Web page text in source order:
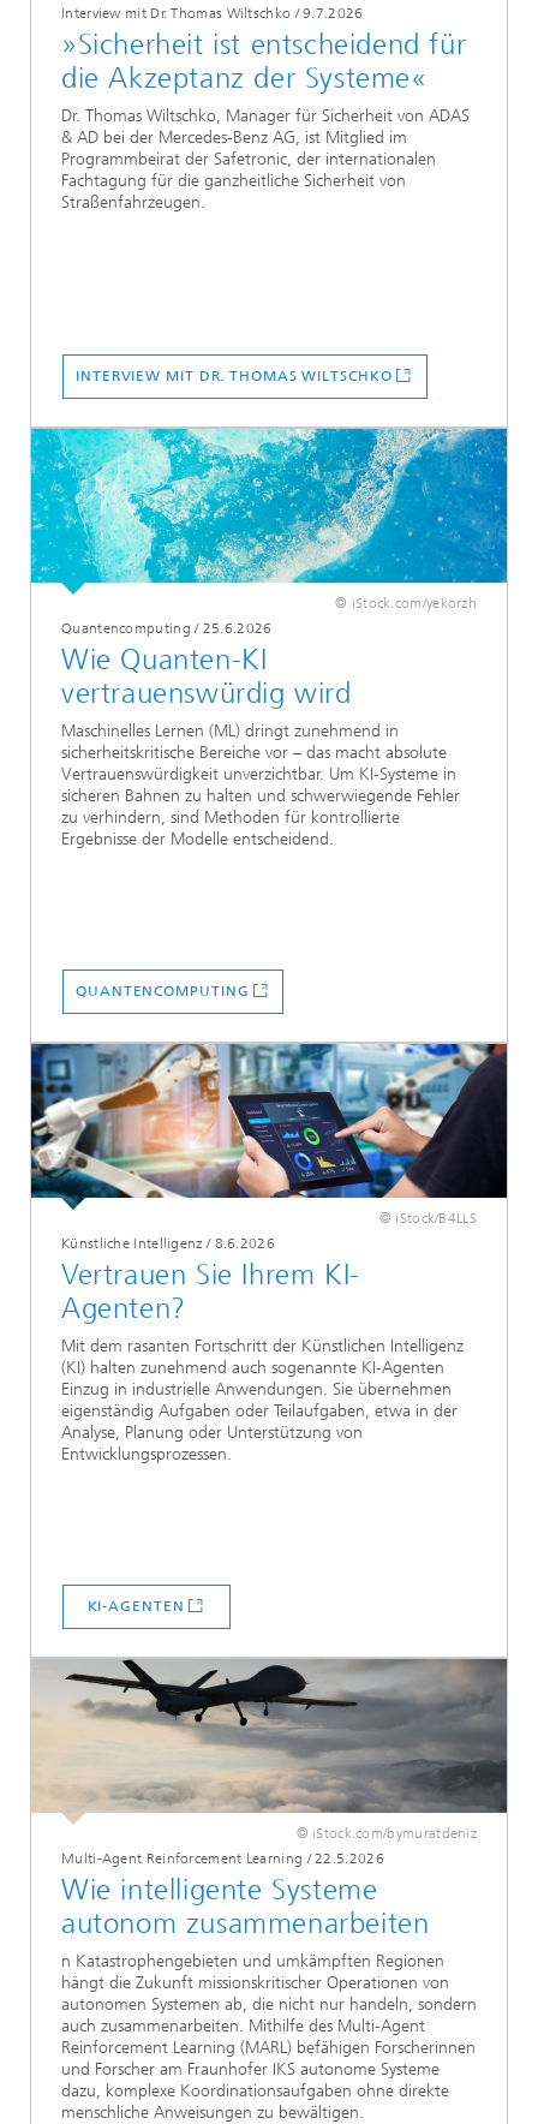
Interview mit Dr. Thomas Wiltschko /9.7.2026
»Sicherheit ist entscheidend für
die Akzeptanz der Systeme«
Dr. Thomas Wiltschko, Manager für Sicherheit von ADAS
& AD bei der Mercedes-Benz AG, ist Mitglied im
Programmbeirat der Safetronic, der internationalen
Fachtagung für die ganzheitliche Sicherheit von
Straßenfahrzeugen.
INTERVIEW MIT DR. THOMAS WILTSCHKO
© iStock.com/yekorzh
Quantencomputing / 25.6.2026
Wie Quanten-KI
vertrauenswürdig wird
Maschinelles Lernen (ML) dringt zunehmend in
sicherheitskritische Bereiche vor – das macht absolute
Vertrauenswürdigkeit unverzichtbar. Um KI-Systeme in
sicheren Bahnen zu halten und schwerwiegende Fehler
zu verhindern, sind Methoden für kontrollierte
Ergebnisse der Modelle entscheidend.
QUANTENCOMPUTING
© iStock/B4LLS
Künstliche Intelligenz / 8.6.2026
Vertrauen Sie Ihrem KI-
Agenten?
Mit dem rasanten Fortschritt der Künstlichen Intelligenz
(KI) halten zunehmend auch sogenannte KI‑Agenten
Einzug in industrielle Anwendungen. Sie übernehmen
eigenständig Aufgaben oder Teilaufgaben, etwa in der
Analyse, Planung oder Unterstützung von
Entwicklungsprozessen.
KI-AGENTEN
© iStock.com/bymuratdeniz
Multi-Agent Reinforcement Learning /22.5.2026
Wie intelligente Systeme
autonom zusammenarbeiten
n Katastrophengebieten und umkämpften Regionen
hängt die Zukunft missionskritischer Operationen von
autonomen Systemen ab, die nicht nur handeln, sondern
auch zusammenarbeiten. Mithilfe des Multi-Agent
Reinforcement Learning (MARL) befähigen Forscherinnen
und Forscher am Fraunhofer IKS autonome Systeme
dazu, komplexe Koordinationsaufgaben ohne direkte
menschliche Anweisungen zu bewältigen.